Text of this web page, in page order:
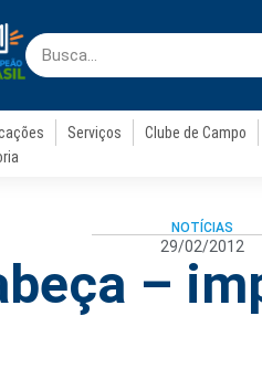
Serviços Clube de Campo
NOTÍCIAS
29/02/2012
–